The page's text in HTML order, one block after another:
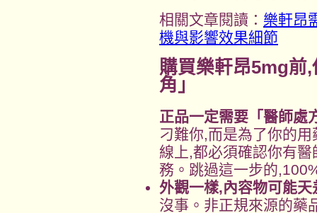
相關文章閱讀： 樂軒昂
機與影響效果細節
購買樂軒昂5mg前
角」
正品一定需要「醫師處
刁難你,而是為了你的
線上,都必須確認你有
務。跳過這一步的
外觀一樣,內容物可能天
沒事。非正規來源的藥